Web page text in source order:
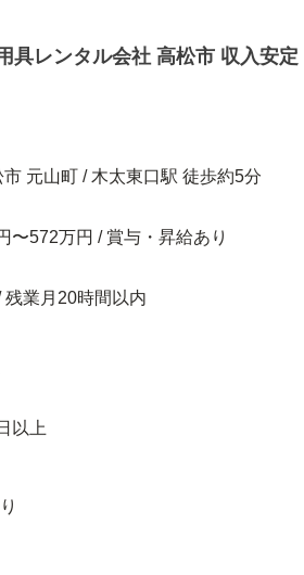
具レンタル会社 高松市 収入安
元山町 / 木太東口駅 徒歩約5分
〜572万円 / 賞与・昇給あり
残業月20時間以内
以上